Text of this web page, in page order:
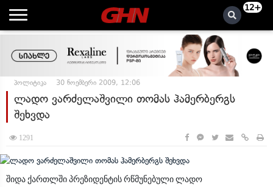
12+
პოლიტიკა 30 ნოემბერი 2009, 12:06
ლადო ვარძელაშვილი თომას ჰამერბერგს
შეხვდა
1291
შიდა ქართლში პრეზიდენტის რწმუნებული ლადო